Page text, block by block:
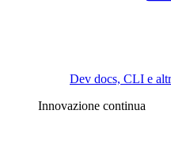
Dev docs, CLI e
Innovazione continua